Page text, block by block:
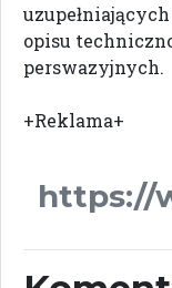
opisu
perswazyjnych.
+Reklama+
https://